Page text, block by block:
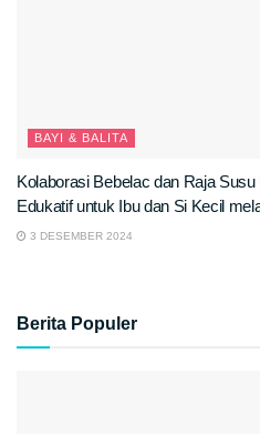
BAYI & BALITA
Kolaborasi Bebelac dan Raja
Edukatif untuk Ibu dan Si Kecil
3 DESEMBER 2024
Berita Populer